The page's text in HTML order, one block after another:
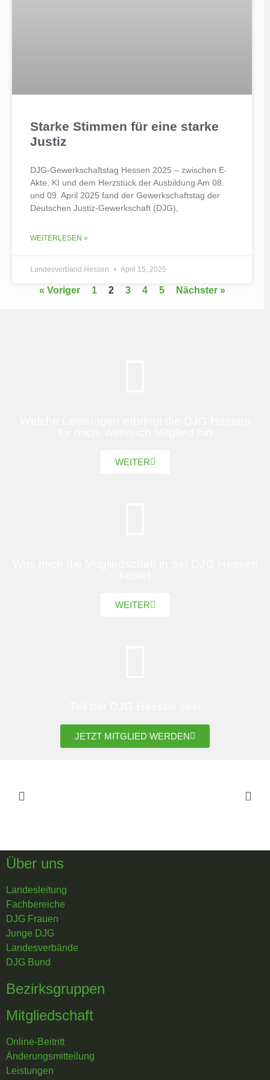
Starke Stimmen für eine starke
Justiz
DJG-Gewerkschaftstag Hessen 2025 – zwischen E-
Akte, KI und dem Herzstück der Ausbildung Am 08.
und 09. April 2025 fand der Gewerkschaftstag der
Deutschen Justiz-Gewerkschaft (DJG),
WEITERLESEN »
Landesverband Hessen April 15, 2025
« Voriger 1 2 3 4 5 Nächster »
WEITER
WEITER
JETZT MITGLIED WERDEN
Über uns
Landesleitung
Fachbereiche
DJG Frauen
Junge DJG
Landesverbände
DJG Bund
Bezirksgruppen
Mitgliedschaft
Online-Beitritt
Änderungsmitteilung
Leistungen